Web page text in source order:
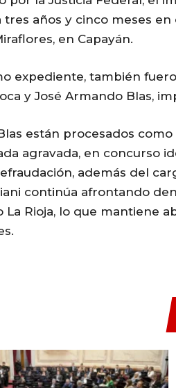
tres años y cinco meses
en Capayán.
expediente, también
y José Armando Blas,
están procesados
agravada, en concurso
además del
continúa afrontando
La Rioja, lo que mantiene